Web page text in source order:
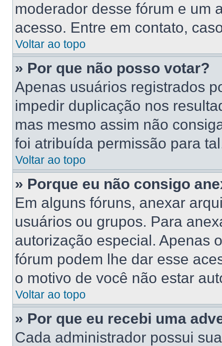
moderador desse fórum e um
acesso. Entre em contato,
Voltar ao topo
» Por que não posso votar?
Apenas usuários registrados
impedir duplicação nos
mas mesmo assim não
foi atribuída permissão para
Voltar ao topo
» Porque eu não consigo
Em alguns fóruns, anexar
usuários ou grupos. Para
autorização especial. Apenas
fórum podem lhe dar esse
o motivo de você não estar
Voltar ao topo
» Por que eu recebi uma
Cada administrador possui